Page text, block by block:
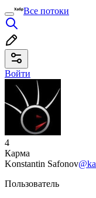
Все потоки
Войти
4
Карма
Konstantin Safonov
Пользователь